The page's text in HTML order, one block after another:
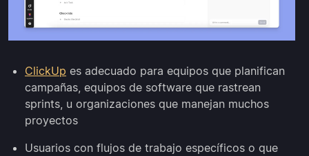
ClickUp es adecuado para equipos que planifican
campañas, equipos de software que rastrean
sprints, u organizaciones que manejan muchos
proyectos
Usuarios con flujos de trabajo específicos o que